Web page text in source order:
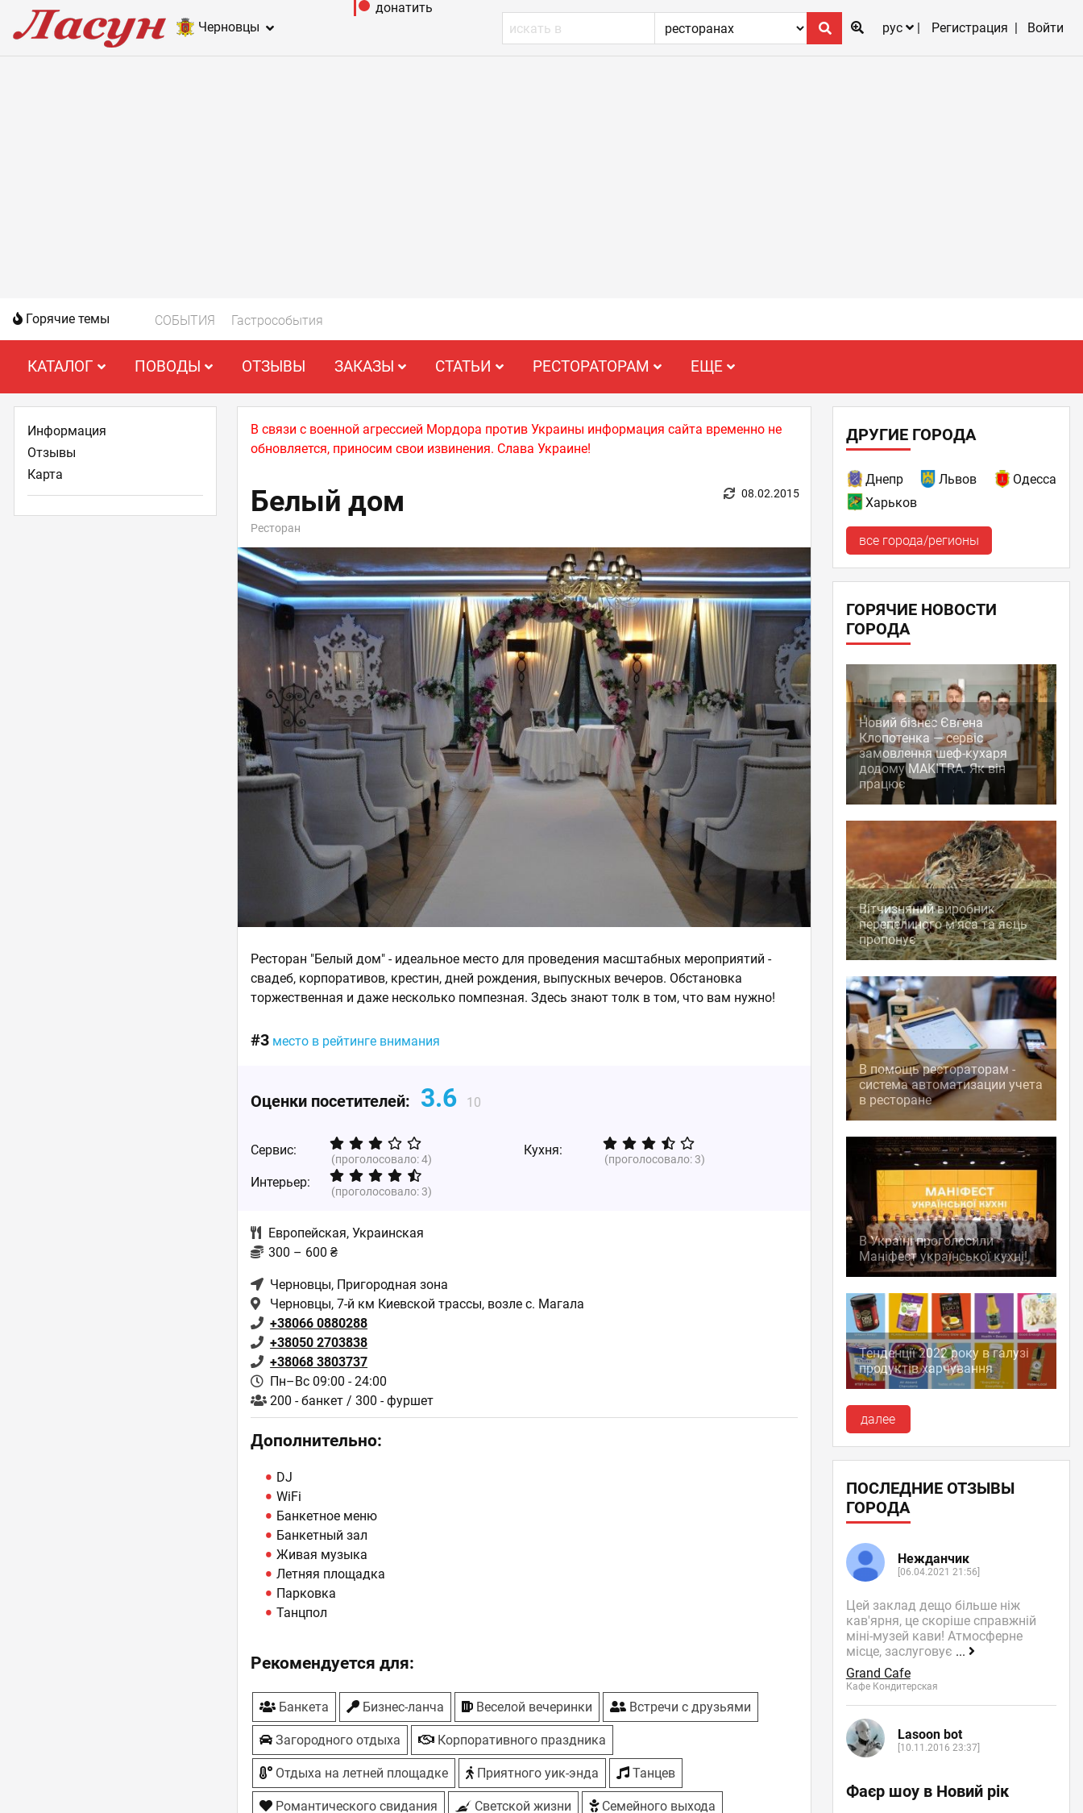
Черновцы
донатить
рус
Регистрация Войти
Горячие темы СОБЫТИЯ Гастрособытия
КАТАЛОГ ПОВОДЫ ОТЗЫВЫ ЗАКАЗЫ СТАТЬИ РЕСТОРАТОРАМ ЕЩЕ
В связи с военной агрессией Мордора против Украины информация сайта временно не
обновляется, приносим свои извинения. Слава Украине!
Белый дом
Ресторан
08.02.2015
Ресторан "Белый дом" - идеальное место для проведения масштабных мероприятий -
свадеб, корпоративов, крестин, дней рождения, выпускных вечеров. Обстановка
торжественная и даже несколько помпезная. Здесь знают толк в том, что вам нужно!
#3 место в рейтинге внимания
Оценки посетителей: 3.6 10
Сервис:
(проголосовало:4)
Кухня:
(проголосовало:3)
Интерьер:
(проголосовало:3)
Европейская,Украинская
300 – 600 ₴
Черновцы, Пригородная зона
Черновцы, 7-й км Киевской трассы, возле с. Магала
+38066 0880288
+38050 2703838
+38068 3803737
Пн–Вс 09:00 - 24:00
200 - банкет / 300 - фуршет
Дополнительно:
DJ
WiFi
Банкетное меню
Банкетный зал
Живая музыка
Летняя площадка
Парковка
Танцпол
Рекомендуется для:
Банкета Бизнес-ланча Веселой вечеринки Встречи с друзьями
Загородного отдыха Корпоративного праздника
Отдыха на летней площадке Приятного уик-энда Танцев
Романтического свидания Светской жизни Семейного выхода
Информация
Отзывы
Карта
ДРУГИЕ ГОРОДА
Днепр Львов
Одесса
Харьков
все города/регионы
ГОРЯЧИЕ НОВОСТИ
ГОРОДА
Новий бізнес Євгена
Клопотенка — сервіс
замовлення шеф-кухаря
додому MAKITRA. Як він
працює
Вітчизняний виробник
перепелиного м'яса та яєць
пропонує
В помощь рестораторам -
система автоматизации учета
в ресторане
В Україні проголосили
Маніфест української кухні!
Тенденції 2022 року в галузі
продуктів харчування
далее
ПОСЛЕДНИЕ ОТЗЫВЫ
ГОРОДА
Нежданчик
[06.04.2021 21:56]
Цей заклад дещо більше ніж
кав'ярня, це скоріше справжній
міні-музей кави! Атмосферне
місце, заслуговує ...
Grand Cafe
Кафе Кондитерская
Lasoon bot
[10.11.2016 23:37]
Фаєр шоу в Новий рік